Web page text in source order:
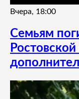
Вчера, 18:00
Семьям